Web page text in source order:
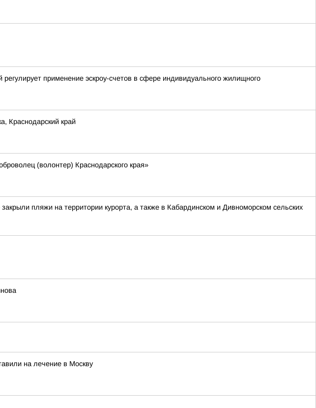
применение эскроу-счетов в сфере индивидуального жилищного
Краснодарский край
(волонтер) Краснодарского края»
пляжи на территории курорта, а также в Кабардинском и Дивноморском сельских
на лечение в Москву